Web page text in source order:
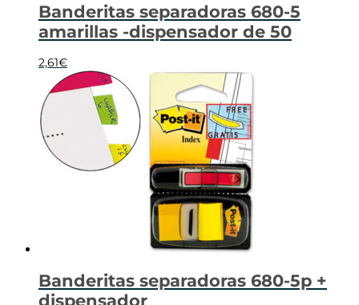
Banderitas separadoras 680-5
amarillas -dispensador de 50
2,61€
Banderitas separadoras 680-5p +
dispensador